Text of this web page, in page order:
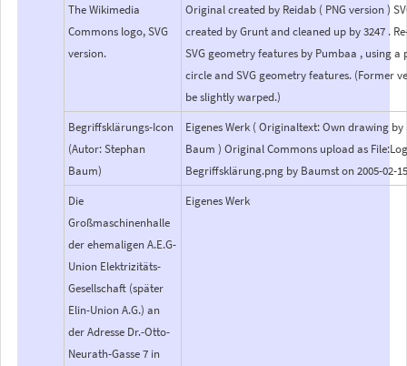
The Wikimedia
Commons logo, SVG
version.
Original created by Reidab ( PNG version )
created by Grunt and cleaned up by 3247 .
SVG geometry features by Pumbaa , using
circle and SVG geometry features. (Former
be slightly warped.)
Begriffsklärungs-Icon
(Autor: Stephan
Baum)
Eigenes Werk ( Originaltext: Own drawing by
Baum ) Original Commons upload as
Begriffsklärung.png by Baumst on 2005-02-
Die
Großmaschinenhalle
der ehemaligen A.E.G-
Union Elektrizitäts-
Gesellschaft (später
Elin-Union A.G.) an
der Adresse Dr.-Otto-
Neurath-Gasse 7 in
Eigenes Werk